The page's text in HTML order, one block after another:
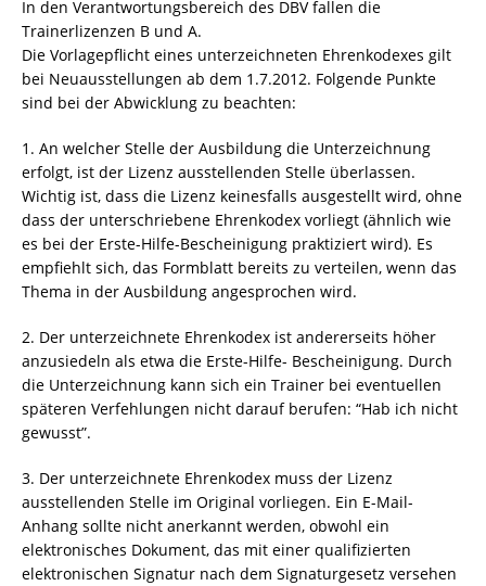
In den Verantwortungsbereich des DBV fallen die
Trainerlizenzen B und A.
Die Vorlagepflicht eines unterzeichneten Ehrenkodexes gilt
bei Neuausstellungen ab dem 1.7.2012. Folgende Punkte
sind bei der Abwicklung zu beachten:
1. An welcher Stelle der Ausbildung die Unterzeichnung
erfolgt, ist der Lizenz ausstellenden Stelle überlassen.
Wichtig ist, dass die Lizenz keinesfalls ausgestellt wird, ohne
dass der unterschriebene Ehrenkodex vorliegt (ähnlich wie
es bei der Erste-Hilfe-Bescheinigung praktiziert wird). Es
empfiehlt sich, das Formblatt bereits zu verteilen, wenn das
Thema in der Ausbildung angesprochen wird.
2. Der unterzeichnete Ehrenkodex ist andererseits höher
anzusiedeln als etwa die Erste-Hilfe- Bescheinigung. Durch
die Unterzeichnung kann sich ein Trainer bei eventuellen
späteren Verfehlungen nicht darauf berufen: “Hab ich nicht
gewusst”.
3. Der unterzeichnete Ehrenkodex muss der Lizenz
ausstellenden Stelle im Original vorliegen. Ein E-Mail-
Anhang sollte nicht anerkannt werden, obwohl ein
elektronisches Dokument, das mit einer qualifizierten
elektronischen Signatur nach dem Signaturgesetz versehen